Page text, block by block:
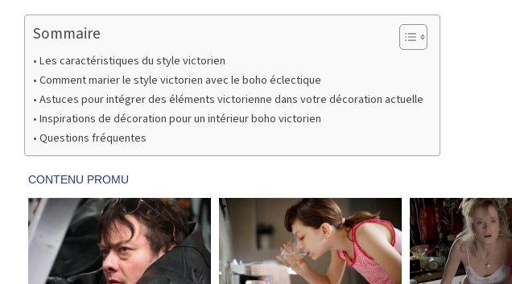
Sommaire
Les caractéristiques du style victorien
Comment marier le style victorien avec le boho éclectique
Astuces pour intégrer des éléments victorienne dans votre décoration actuelle
Inspirations de décoration pour un intérieur boho victorien
Questions fréquentes